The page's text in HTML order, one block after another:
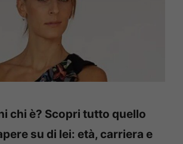
chi è? Scopri tutto quello
su di lei: età, carriera e